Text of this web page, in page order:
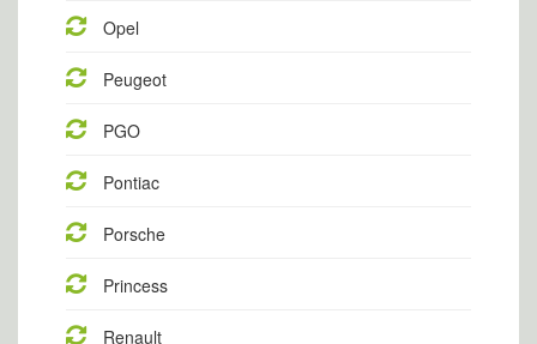
Opel
Peugeot
PGO
Pontiac
Porsche
Princess
Renault